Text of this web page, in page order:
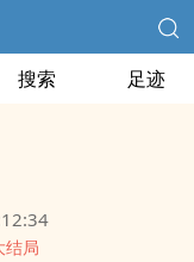
搜索 足迹
结局